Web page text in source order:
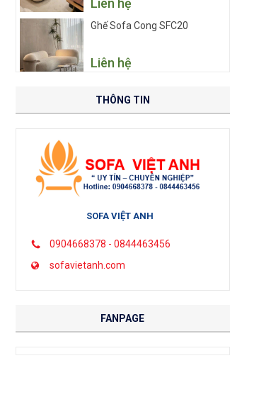
Liên hệ
Ghế Sofa Cong SFC20
Liên hệ
THÔNG TIN
SOFA VIỆT ANH
0904668378 - 0844463456
sofavietanh.com
FANPAGE